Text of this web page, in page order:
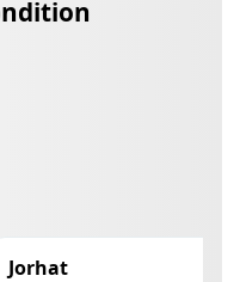
Jorhat